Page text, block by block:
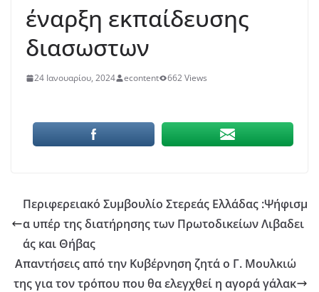
έναρξη εκπαίδευσης
διασωστων
24 Ιανουαρίου, 2024 econtent 662 Views
Περιφερειακό Συμβουλίο Στερεάς Ελλάδας :Ψήφισμ
α υπέρ της διατήρησης των Πρωτοδικείων Λιβαδει
άς και Θήβας
Απαντήσεις από την Κυβέρνηση ζητά ο Γ. Μουλκιώ
της για τον τρόπου που θα ελεγχθεί η αγορά γάλακ